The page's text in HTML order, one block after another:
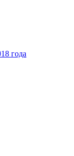
года